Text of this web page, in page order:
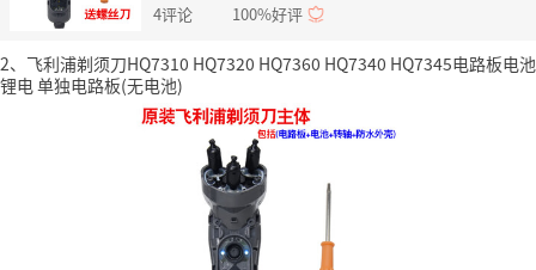
4评论 100%好评
2、飞利浦剃须刀HQ7310 HQ7320 HQ7360 HQ7340 HQ7345电路板电池
锂电 单独电路板(无电池)